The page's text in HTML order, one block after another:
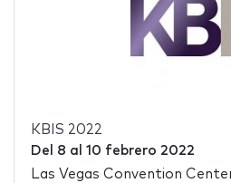
KBIS 2022
Del 8 al 10 febrero 2022
Las Vegas Convention